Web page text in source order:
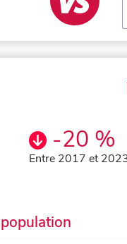
-20 %
Entre 2017 et